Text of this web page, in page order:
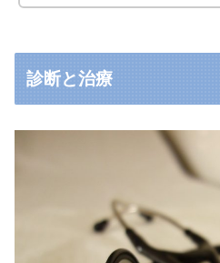
診断と治療